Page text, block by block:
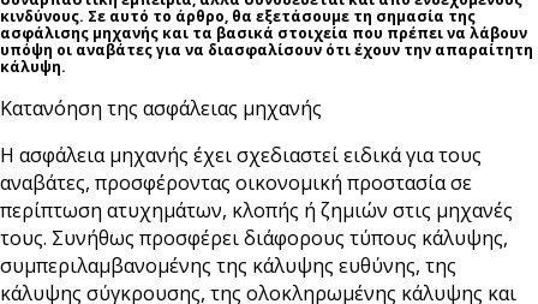
κινδύνους. Σε αυτό το άρθρο, θα εξετάσουμε τη σημασία της
ασφάλισης μηχανής και τα βασικά στοιχεία που πρέπει να λάβουν
υπόψη οι αναβάτες για να διασφαλίσουν ότι έχουν την απαραίτητη
κάλυψη.
Κατανόηση της ασφάλειας μηχανής
Η ασφάλεια μηχανής έχει σχεδιαστεί ειδικά για τους
αναβάτες, προσφέροντας οικονομική προστασία σε
περίπτωση ατυχημάτων, κλοπής ή ζημιών στις μηχανές
τους. Συνήθως προσφέρει διάφορους τύπους κάλυψης,
συμπεριλαμβανομένης της κάλυψης ευθύνης, της
κάλυψης σύγκρουσης, της ολοκληρωμένης κάλυψης και